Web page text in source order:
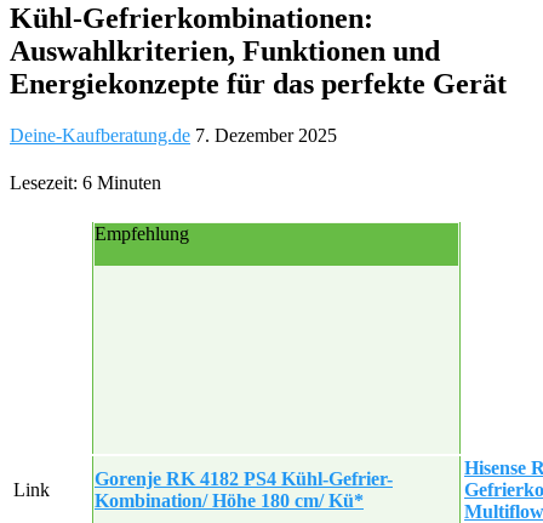
Kühl-Gefrierkombinationen:
Auswahlkriterien, Funktionen und
Energiekonzepte für das perfekte Gerät
Deine-Kaufberatung.de 7. Dezember 2025
Lesezeit: 6 Minuten
Empfehlung
Link
Gorenje RK 4182 PS4 Kühl-Gefrier-
Kombination/ Höhe 180 cm/ Kü*
Hisense